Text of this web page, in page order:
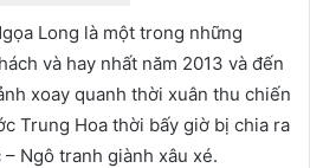
Long là một trong những
và hay nhất năm 2013 và đến
xoay quanh thời xuân thu chiến
Trung Hoa thời bấy giờ bị chia ra
Ngô tranh giành xâu xé.